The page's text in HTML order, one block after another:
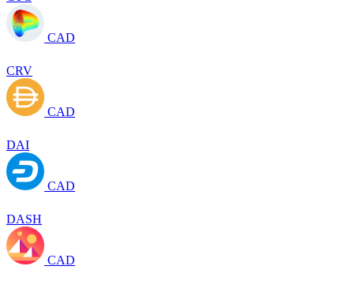
CAD
CRV
CAD
DAI
CAD
DASH
CAD